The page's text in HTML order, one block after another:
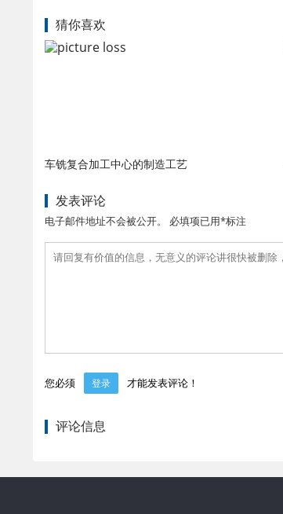
猜你喜欢
车铣复合加工中心的制造工艺
发表评论
电子邮件地址不会被公开。 必填项已用*标注
您必须 登录 才能发表评论！
评论信息